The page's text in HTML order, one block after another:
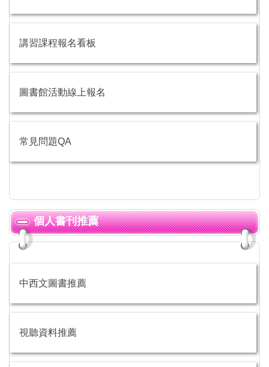
講習課程報名看板
圖書館活動線上報名
常見問題QA
個人書刊推薦
中西文圖書推薦
視聽資料推薦